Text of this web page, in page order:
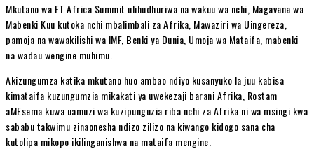
Mkutano wa FT Africa Summit ulihudhuriwa na wakuu wa nchi, Magavana wa
Mabenki Kuu kutoka nchi mbalimbali za Afrika, Mawaziri wa Uingereza,
pamoja na wawakilishi wa IMF, Benki ya Dunia, Umoja wa Mataifa, mabenki
na wadau wengine muhimu.
Akizungumza katika mkutano huo ambao ndiyo kusanyuko la juu kabisa
kimataifa kuzungumzia mikakati ya uwekezaji barani Afrika, Rostam
aMEsema kuwa uamuzi wa kuzipunguzia riba nchi za Afrika ni wa msingi kwa
sababu takwimu zinaonesha ndizo zilizo na kiwango kidogo sana cha
kutolipa mikopo ikilinganishwa na mataifa mengine.